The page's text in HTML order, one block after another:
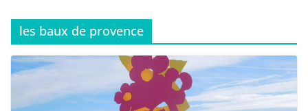
les baux de provence